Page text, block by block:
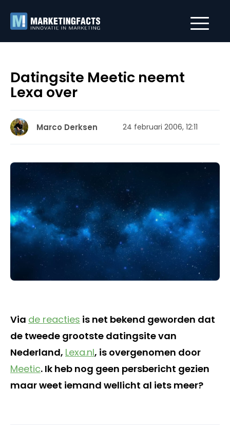
Datingsite Meetic neemt
Lexa over
Marco Derksen 24 februari 2006, 12:11
Via de reacties is net bekend geworden dat
de tweede grootste datingsite van
Nederland, Lexa.nl, is overgenomen door
Meetic. Ik heb nog geen persbericht gezien
maar weet iemand wellicht al iets meer?